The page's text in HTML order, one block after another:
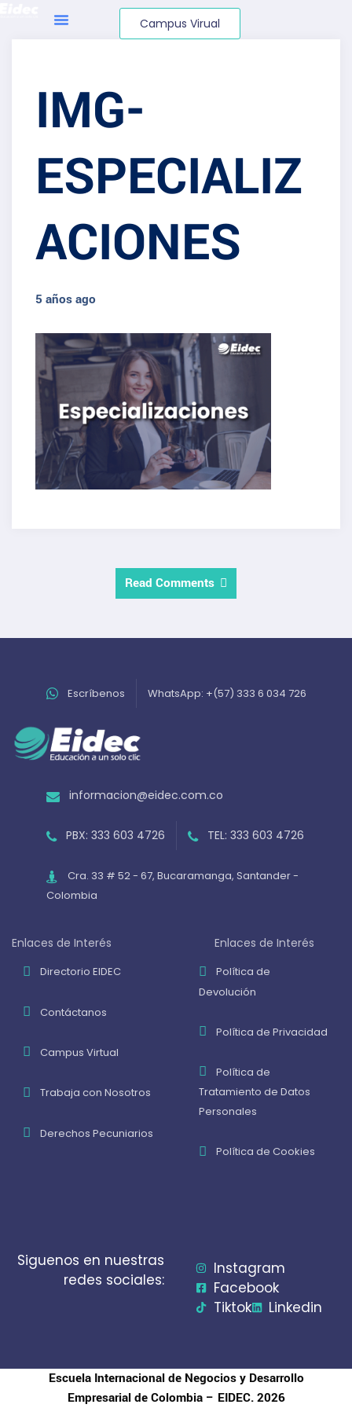
Campus Virual
IMG-
ESPECIALIZ
ACIONES
5 años ago
Read Comments
Escríbenos WhatsApp: +(57) 333 6 034 726
informacion@eidec.com.co
PBX: 333 603 4726 TEL: 333 603 4726
Cra. 33 # 52 - 67, Bucaramanga, Santander -
Colombia
Enlaces de Interés
Directorio EIDEC
Contáctanos
Campus Virtual
Trabaja con Nosotros
Derechos Pecuniarios
Enlaces de Interés
Política de
Devolución
Política de Privacidad
Política de
Tratamiento de Datos
Personales
Política de Cookies
Siguenos en nuestras
redes sociales:
Instagram
Facebook
Tiktok
Linkedin
Escuela Internacional de Negocios y Desarrollo
Empresarial de Colombia – EIDEC. 2026